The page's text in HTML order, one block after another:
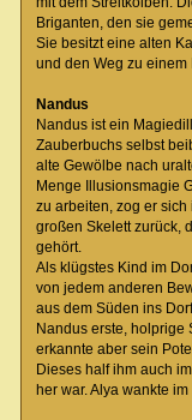
Briganten, den sie
Sie besitzt eine alten
und den Weg zu einem
Nandus
Nandus ist ein
Zauberbuchs selbst
alte Gewölbe nach
Menge Illusionsmagie
zu arbeiten, zog er
großen Skelett zurück,
gehört.
Als klügstes Kind im
von jedem anderen
aus dem Süden ins
Nandus erste, holprige
erkannte aber sein
Dieses half ihm auch
her war. Alya wankte